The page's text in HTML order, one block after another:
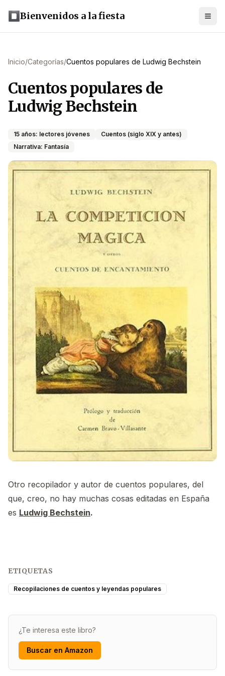
Bienvenidos a la fiesta
Inicio/Categorías/Cuentos populares de Ludwig Bechstein
Cuentos populares de
Ludwig Bechstein
15 años: lectores jóvenes
Cuentos (siglo XIX y antes)
Narrativa: Fantasía
Otro recopilador y autor de cuentos populares, del
que, creo, no hay muchas cosas editadas en España
es Ludwig Bechstein.
ETIQUETAS
Recopilaciones de cuentos y leyendas populares
¿Te interesa este libro?
Buscar en Amazon